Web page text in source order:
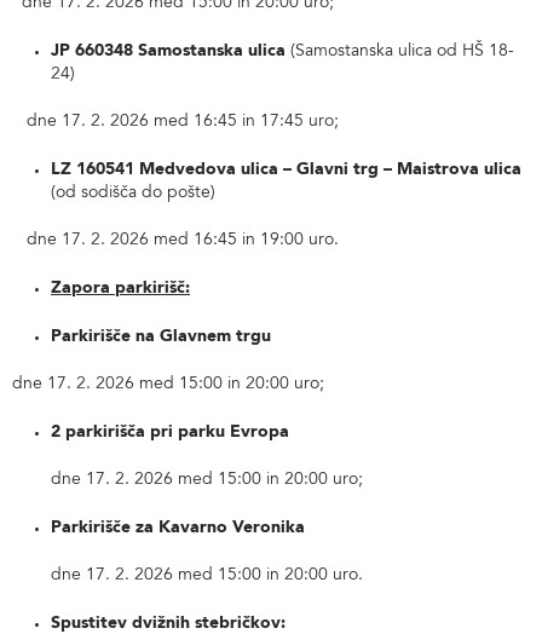
dne 17. 2. 2026 med 15:00 in 20:00 uro;
JP 660348 Samostanska ulica (Samostanska ulica od HŠ 18-
24)
dne 17. 2. 2026 med 16:45 in 17:45 uro;
LZ 160541 Medvedova ulica – Glavni trg – Maistrova ulica
(od sodišča do pošte)
dne 17. 2. 2026 med 16:45 in 19:00 uro.
Zapora parkirišč:
Parkirišče na Glavnem trgu
dne 17. 2. 2026 med 15:00 in 20:00 uro;
2 parkirišča pri parku Evropa
dne 17. 2. 2026 med 15:00 in 20:00 uro;
Parkirišče za Kavarno Veronika
dne 17. 2. 2026 med 15:00 in 20:00 uro.
Spustitev dvižnih stebričkov: